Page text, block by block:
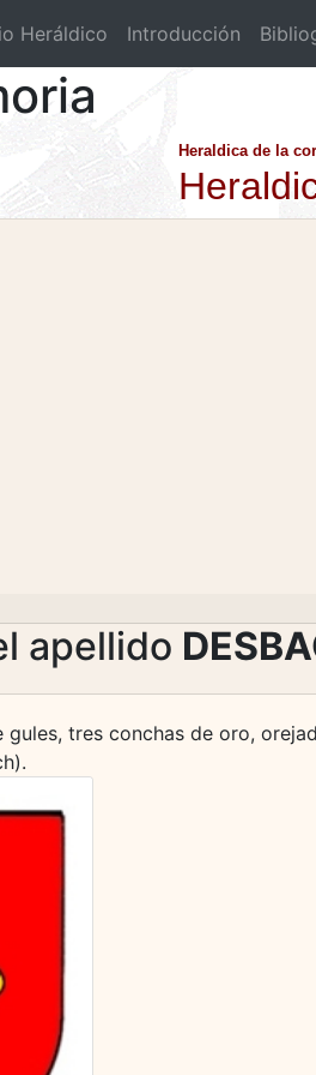
Heráldico Introducción
Heraldica de la
apellido
gules, tres conchas de oro,